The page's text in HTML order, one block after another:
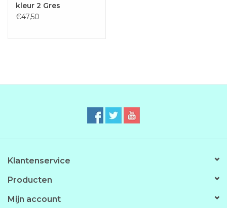
kleur 2 Gres
€47,50
Klantenservice
Producten
Mijn account